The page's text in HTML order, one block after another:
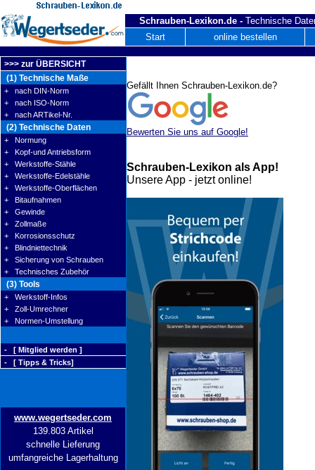
Schrauben-Lexikon.de - Technische
Start
online bestellen
>>> zur ÜBERSICHT
(1) Technische Maße
+ nach DIN-Norm
+ nach ISO-Norm
+ nach ARTikel-Nr.
(2) Technische Daten
+ Normung
+ Kopf-und Antriebsform
+ Werkstoffe-Stähle
+ Werkstoffe-Edelstähle
+ Werkstoffe-Oberflächen
+ Bitaufnahmen
+ Gewinde
+ Zollmaße
+ Korrosionsschutz
+ Blindniettechnik
+ Sicherung von Schrauben
+ Technisches Zubehör
(3) Tools
+ Werkstoff-Infos
+ Zoll-Umrechner
+ Normen-Umstellung
- [ Mitglied werden ]
- [ Tipps & Tricks]
www.wegertseder.com
139.803 Artikel
schnelle Lieferung
umfangreiche Lagerhaltung
Gefällt Ihnen Schrauben-Lexikon.de?
Bewerten Sie uns auf Google!
Schrauben-Lexikon als App!
Unsere App - jetzt online!